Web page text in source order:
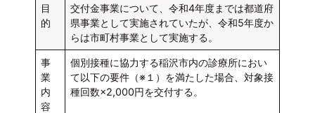
目
的
交付金事業について、令和4年度までは都道府
県事業として実施されていたが、令和5年度か
らは市町村事業として実施する。
事
業
内
容
個別接種に協力する稲沢市内の診療所におい
て以下の要件（※１）を満たした場合、対象接
種回数×2,000円を交付する。